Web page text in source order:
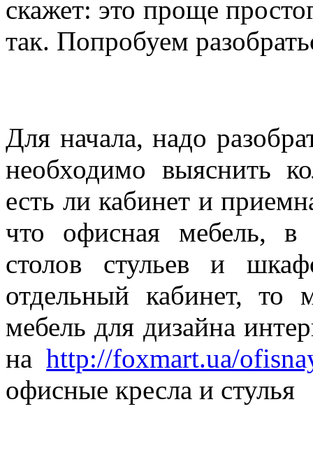
скажет: это проще
так. Попробуем
Для начала, надо
необходимо выяснить
есть ли кабинет и
что офисная мебель, в
столов стульев и
отдельный кабинет, то
мебель для дизайна
наhttp://foxmart.ua/
офисные кресла и стулья